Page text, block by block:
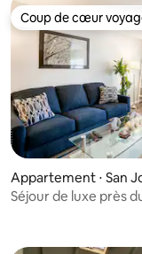
sur 5
sur la base
Coup de cœur
Coup de cœur
Appartement ⋅ San
Séjour de luxe près